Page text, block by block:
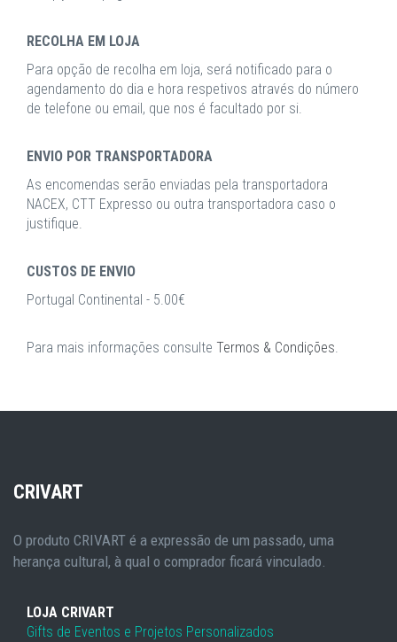
RECOLHA EM LOJA
Para opção de recolha em loja, será notificado para o
agendamento do dia e hora respetivos através do número
de telefone ou email, que nos é facultado por si.
ENVIO POR TRANSPORTADORA
As encomendas serão enviadas pela transportadora
NACEX, CTT Expresso ou outra transportadora caso o
justifique.
CUSTOS DE ENVIO
Portugal Continental - 5.00€
Para mais informações consulte Termos & Condições.
CRIVART
O produto CRIVART é a expressão de um passado, uma
herança cultural, à qual o comprador ficará vinculado.
LOJA CRIVART
Gifts de Eventos e Projetos Personalizados